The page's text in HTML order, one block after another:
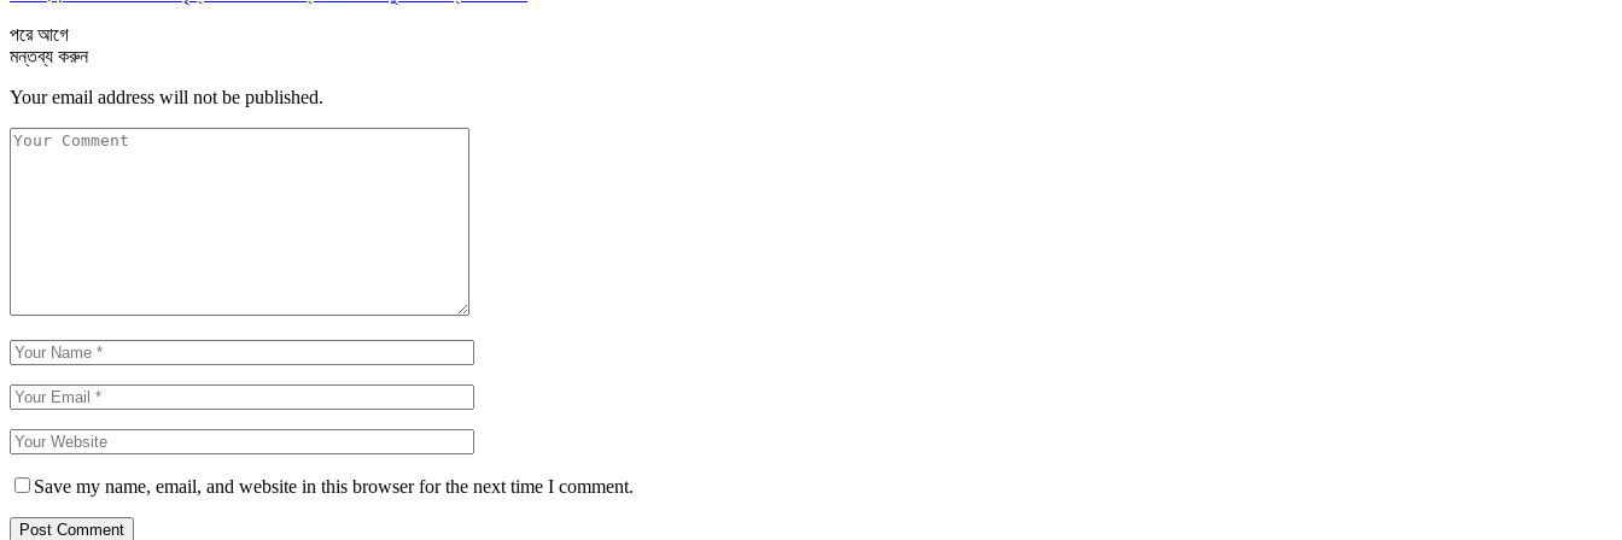
পরেআগে
মন্তব্য করুন
Your email address will not be published.
Save my name, email, and website in this browser for the next time I comment.